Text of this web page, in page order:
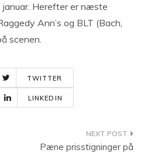
januar. Herefter er næste
Ann’s og BLT (Bach,
scenen.
TWITTER
LINKEDIN
Pæne prisstigninger på